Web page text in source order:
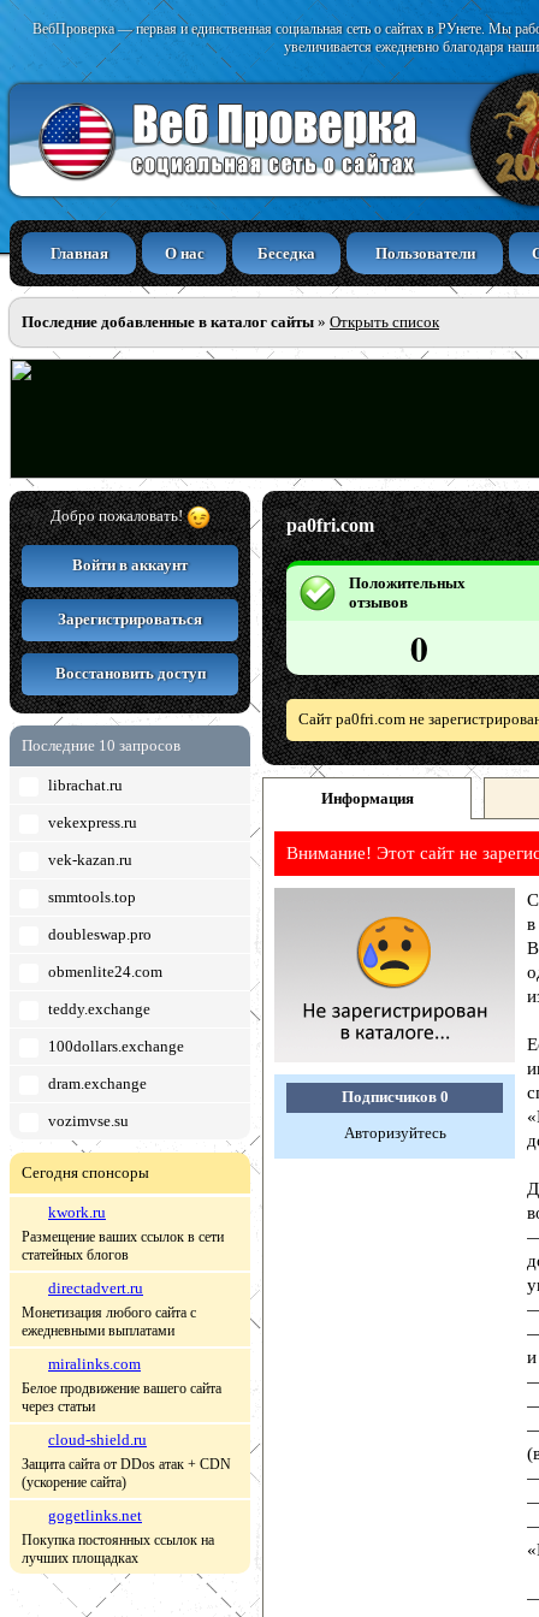
ВебПроверка — первая и единственная социальная сеть о сайтах в РУнете. Мы
увеличивается ежедневно благодаря
Главная О нас Беседка Пользователи
Последние добавленные в каталог сайты » Открыть список
Добро пожаловать!
Войти в аккаунт
Зарегистрироваться
Восстановить доступ
Последние 10 запросов
librachat.ru
vekexpress.ru
vek-kazan.ru
smmtools.top
doubleswap.pro
obmenlite24.com
teddy.exchange
100dollars.exchange
dram.exchange
vozimvse.su
Сегодня спонсоры
kwork.ru
Размещение ваших ссылок в сети
статейных блогов
directadvert.ru
Монетизация любого сайта с
ежедневными выплатами
miralinks.com
Белое продвижение вашего сайта
через статьи
cloud-shield.ru
Защита сайта от DDos атак + CDN
(ускорение сайта)
gogetlinks.net
Покупка постоянных ссылок на
лучших площадках
pa0fri.com
Положительных
отзывов
0
Сайт pa0fri.com не
Информация
Внимание! Этот сайт не
Подписчиков 0
Авторизуйтесь